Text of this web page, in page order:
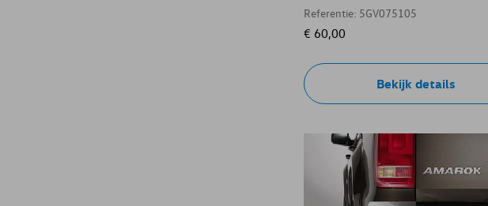
Referentie: 5GV075105
€ 60,00
Bekijk details